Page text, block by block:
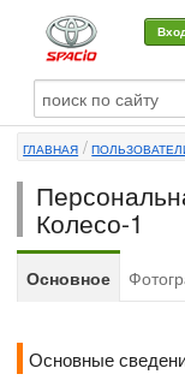
О машине
Автоклуб
Форумы
Сервисы и услуги
ГЛАВНАЯ
Колесо-1
Основное
Основные